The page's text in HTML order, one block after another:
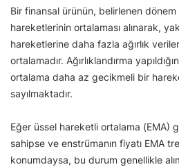
Bir finansal ürünün, belirlenen
hareketlerinin ortalaması alınarak,
hareketlerine daha fazla ağırlık
ortalamadır. Ağırlıklandırma
ortalama daha az gecikmeli bir
sayılmaktadır.
Eğer üssel hareketli ortalama (EMA)
sahipse ve enstrümanın fiyatı EMA
konumdaysa, bu durum genellikle